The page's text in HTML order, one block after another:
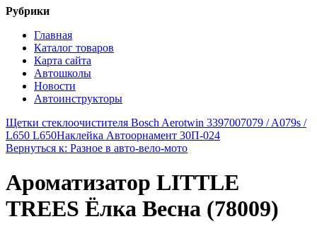
Рубрики
Главная
Каталог товаров
Карта сайта
Автошколы
Новости
Автоинструкторы
Щетки стеклоочистителя Bosch Aerotwin 3397007079 / A079s /
L650 L650Наклейка Автоорнамент 30П-024
Вернуться к: Разное в авто-вело-мото
Ароматизатор LITTLE
TREES Ёлка Весна (78009)